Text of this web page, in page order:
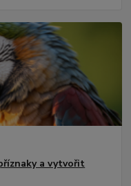
a vytvořit